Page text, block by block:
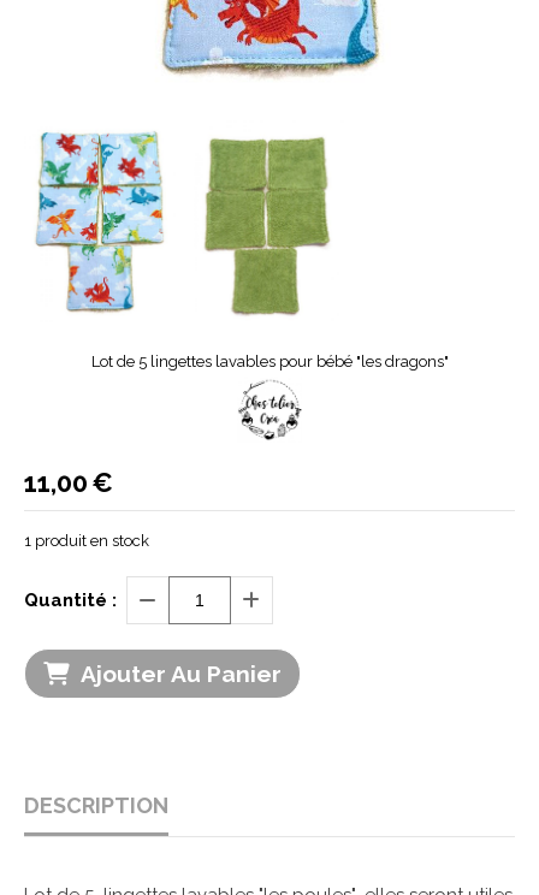
Lot de 5 lingettes lavables pour bébé "les dragons"
11,00€
1 produit en stock
Quantité :
Ajouter Au Panier
DESCRIPTION